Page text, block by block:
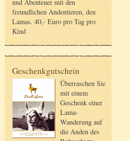
und Abenteuer mit den
freundlichen Andentieren, den
Lamas. 40,- Euro pro Tag pro
Kind
Geschenkgutschein
Überraschen Sie
mit einem
Geschenk einer
Lama-
Wanderung auf
die Anden des